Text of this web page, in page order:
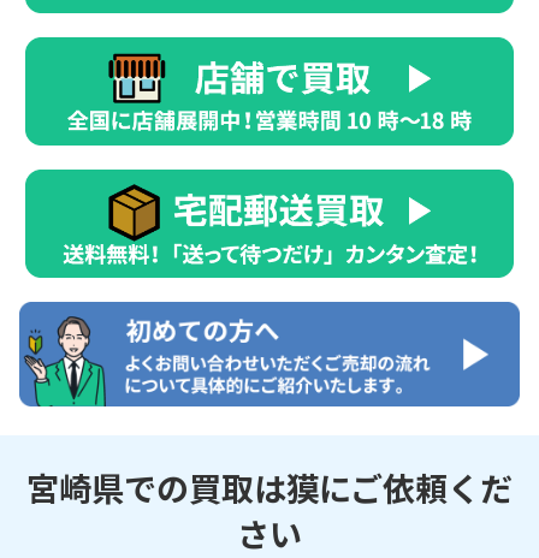
宮崎県での買取は獏にご依頼くだ
さい